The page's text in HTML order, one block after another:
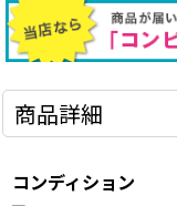
商品詳細
コンディション